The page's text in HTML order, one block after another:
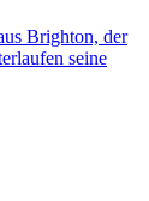
Brighton, der
seine